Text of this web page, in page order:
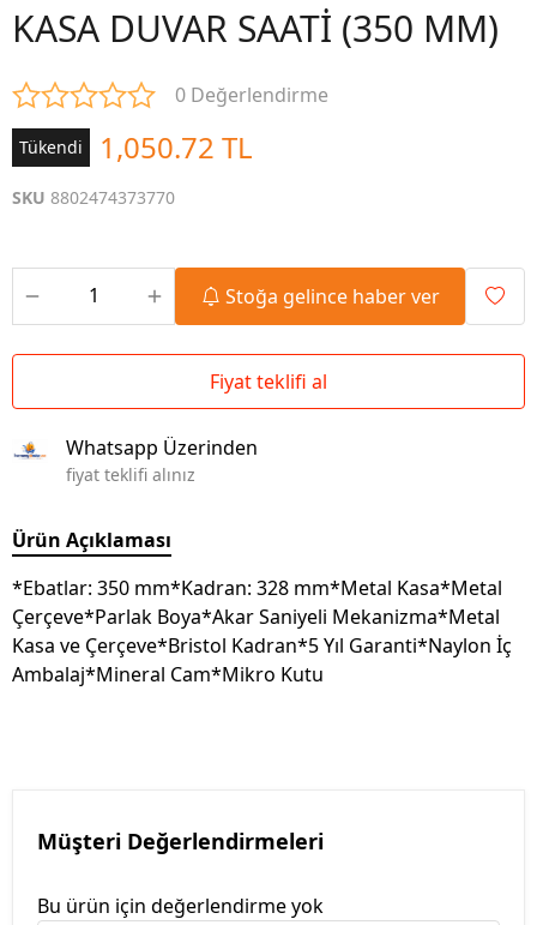
KASA DUVAR SAATİ (350 MM)
0 Değerlendirme
Tükendi 1,050.72 TL
SKU 8802474373770
Stoğa gelince haber ver
Fiyat teklifi al
Whatsapp Üzerinden
fiyat teklifi alınız
Ürün Açıklaması
*Ebatlar: 350 mm*Kadran: 328 mm*Metal Kasa*Metal
Çerçeve*Parlak Boya*Akar Saniyeli Mekanizma*Metal
Kasa ve Çerçeve*Bristol Kadran*5 Yıl Garanti*Naylon İç
Ambalaj*Mineral Cam*Mikro Kutu
Müşteri Değerlendirmeleri
Bu ürün için değerlendirme yok